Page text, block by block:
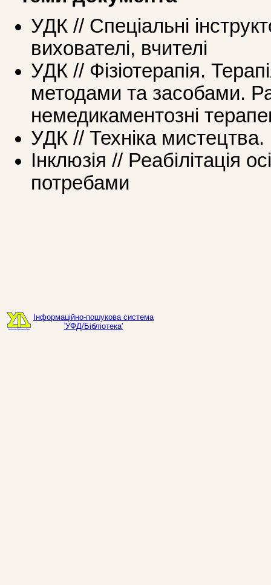
УДК // Спеціальні
вихователі, вчителі
УДК // Фізіотерапія.
методами та засобами.
немедикаментозні
УДК // Техніка мистецтва.
Інклюзія // Реабілітація
потребами
Інформаційно-пошукова система
'УФД/Бібліотека'